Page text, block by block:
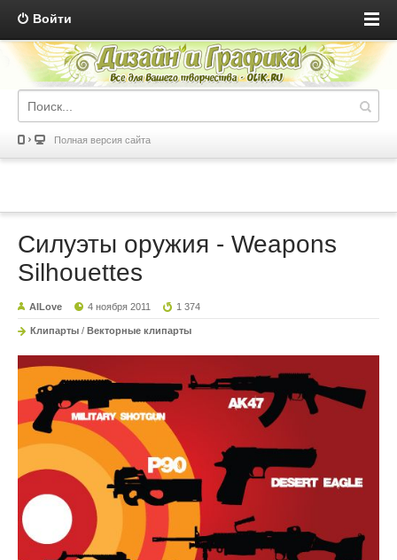
Войти
Полная версия сайта
Силуэты оружия - Weapons
Silhouettes
AILove 4 ноября 2011 1 374
Клипарты / Векторные клипарты